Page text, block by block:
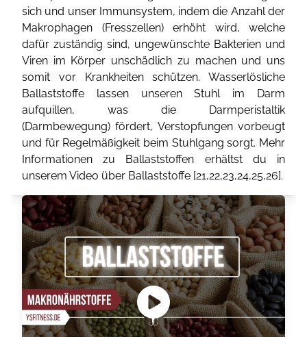
sich und unser Immunsystem, indem die Anzahl der
Makrophagen (Fresszellen) erhöht wird, welche
dafür zuständig sind, ungewünschte Bakterien und
Viren im Körper unschädlich zu machen und uns
somit vor Krankheiten schützen. Wasserlösliche
Ballaststoffe lassen unseren Stuhl im Darm
aufquillen, was die Darmperistaltik
(Darmbewegung) fördert, Verstopfungen vorbeugt
und für Regelmäßigkeit beim Stuhlgang sorgt. Mehr
Informationen zu Ballaststoffen erhältst du in
unserem Video über Ballaststoffe [21,22,23,24,25,26].